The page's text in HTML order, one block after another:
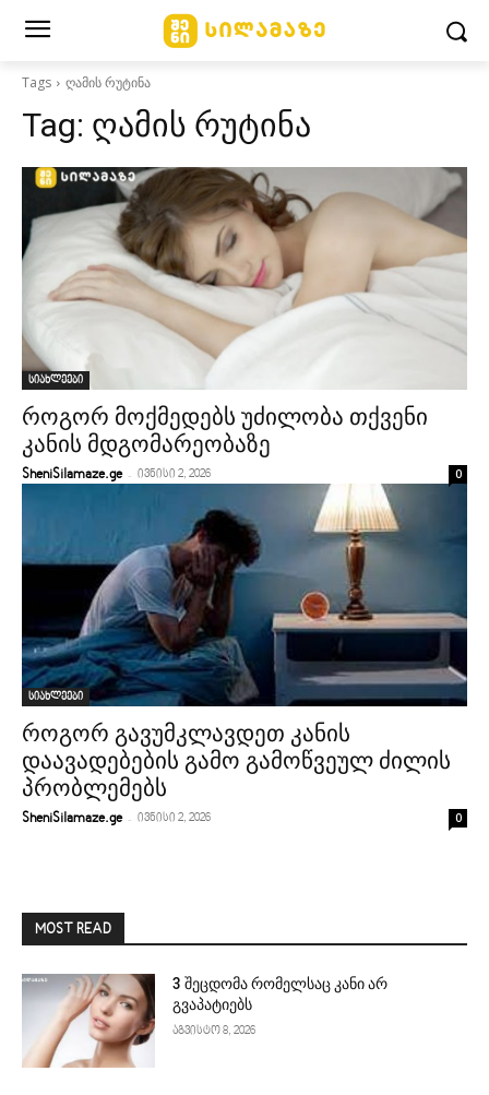
Tags ღამის რუტინა
Tag: ღამის რუტინა
სიახლეები
როგორ მოქმედებს უძილობა თქვენი
კანის მდგომარეობაზე
SheniSilamaze.ge - ივნისი 2, 2026 0
სიახლეები
როგორ გავუმკლავდეთ კანის
დაავადებების გამო გამოწვეულ ძილის
პრობლემებს
SheniSilamaze.ge - ივნისი 2, 2026 0
MOST READ
3 შეცდომა რომელსაც კანი არ
გვაპატიებს
აგვისტო 8, 2026